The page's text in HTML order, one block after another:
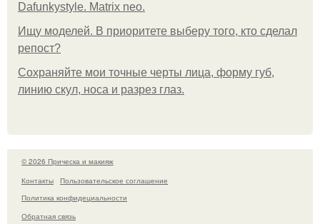
Dafunkystyle. Matrix neo.
Ищу моделей. В приоритете выберу того, кто сделал
репост?
Сохраняйте мои точные черты лица, форму губ,
линию скул, носа и разрез глаз.
© 2026 Прическа и макияж
Контакты
Пользовательское соглашение
Политика конфидециальности
Обратная связь